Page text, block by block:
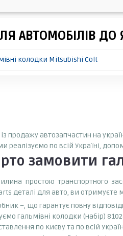
АВТОМОБІЛІВ
колодки Mitsubishi Colt
продажу автозапчастин на
реалізуємо по всій Україні,
замовити
простою транспортного
деталі для авто, ви отримуєте
–, що гарантує повну
гальмівні колодки (набір)
по Києву та по всій